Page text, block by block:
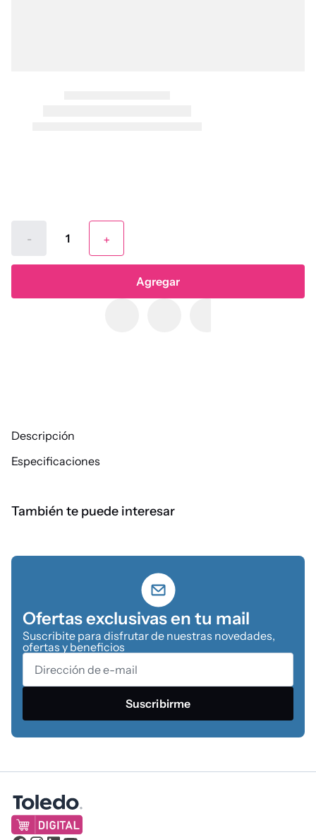
- +
Agregar
Descripción
Especificaciones
También te puede interesar
Ofertas exclusivas en tu mail
Suscribite para disfrutar de nuestras novedades,
ofertas y beneficios
Suscribirme